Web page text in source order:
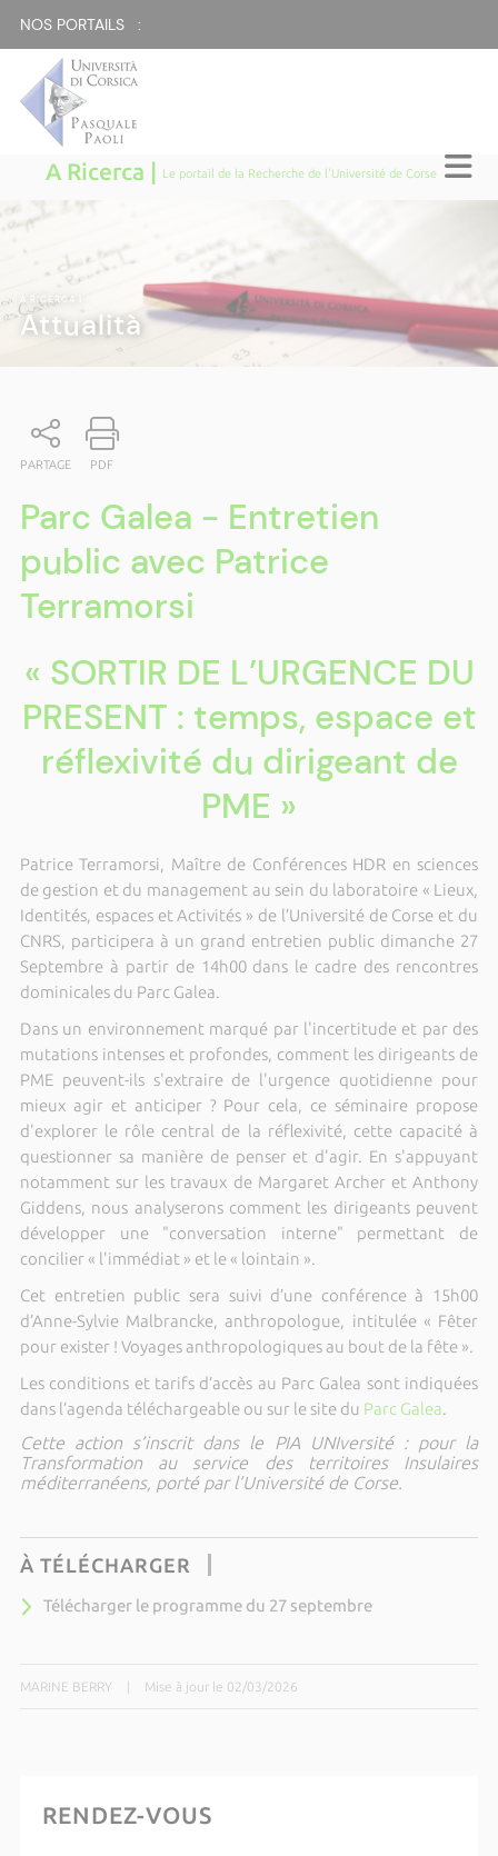
NOS PORTAILS :
A Ricerca | Le portail de la Recherche de l'Université de Corse
A RICERCA
Attualità
PARTAGE PDF
Parc Galea - Entretien
public avec Patrice
Terramorsi
« SORTIR DE L’URGENCE DU
PRESENT : temps, espace et
réflexivité du dirigeant de
PME »
Patrice Terramorsi, Maître de Conférences HDR en sciences
de gestion et du management au sein du laboratoire « Lieux,
Identités, espaces et Activités » de l’Université de Corse et du
CNRS, participera à un grand entretien public dimanche 27
Septembre à partir de 14h00 dans le cadre des rencontres
dominicales du Parc Galea.
Dans un environnement marqué par l'incertitude et par des
mutations intenses et profondes, comment les dirigeants de
PME peuvent-ils s'extraire de l'urgence quotidienne pour
mieux agir et anticiper ? Pour cela, ce séminaire propose
d'explorer le rôle central de la réflexivité, cette capacité à
questionner sa manière de penser et d'agir. En s'appuyant
notamment sur les travaux de Margaret Archer et Anthony
Giddens, nous analyserons comment les dirigeants peuvent
développer une "conversation interne" permettant de
concilier « l'immédiat » et le « lointain ».
Cet entretien public sera suivi d’une conférence à 15h00
d’Anne-Sylvie Malbrancke, anthropologue, intitulée « Fêter
pour exister ! Voyages anthropologiques au bout de la fête ».
Les conditions et tarifs d’accès au Parc Galea sont indiquées
dans l’agenda téléchargeable ou sur le site du Parc Galea.
Cette action s’inscrit dans le PIA UNIversité : pour la
Transformation au service des territoires Insulaires
méditerranéens, porté par l’Université de Corse.
À TÉLÉCHARGER
Télécharger le programme du 27 septembre
MARINE BERRY Mise à jour le 02/03/2026
RENDEZ-VOUS